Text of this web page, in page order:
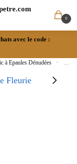
0
avec le code :
à Epaules Dénudées »